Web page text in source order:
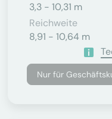
3,3 - 10,31 m
Reichweite
8,91 - 10,64 m
Nur für